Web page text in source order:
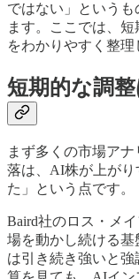
ではない」という
ます。ここでは、
をわかりやすく整理
短期的な調
まず多くの市場ア
落は、AI株が上が
た」という点です。
Baird社のロス・メ
場を動かし続ける
は引き続き強いと